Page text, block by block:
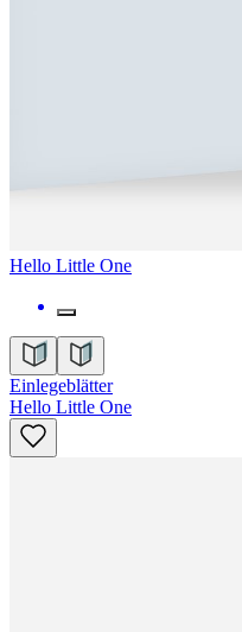
Hello Little One
Einlegeblätter
Hello Little One